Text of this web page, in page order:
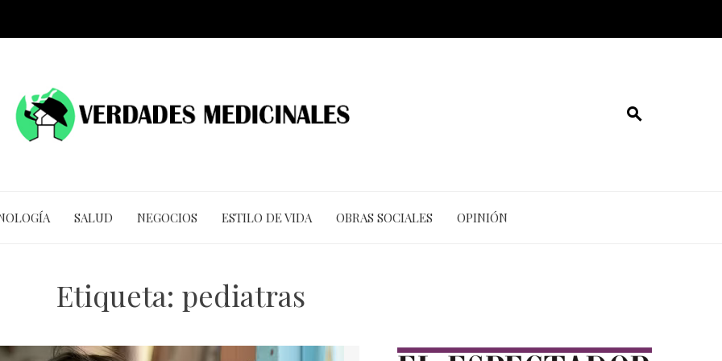
SALUD NEGOCIOS ESTILO DE VIDA OBRAS SOCIALES OPINIÓN
Etiqueta: pediatras